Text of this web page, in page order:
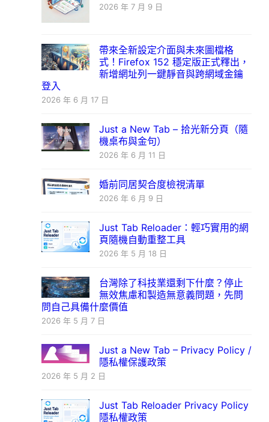
2026 年 7 月 9 日
帶來全新設定介面與未來圖檔格
式！Firefox 152 穩定版正式釋出，
新增網址列一鍵靜音與跨網域金鑰
登入
2026 年 6 月 17 日
Just a New Tab – 拾光新分頁（隨
機桌布與金句）
2026 年 6 月 11 日
婚前同居契合度檢視清單
2026 年 6 月 9 日
Just Tab Reloader：輕巧實用的網
頁隨機自動重整工具
2026 年 5 月 18 日
台灣除了科技業還剩下什麼？停止
無效焦慮和製造無意義問題，先問
問自己具備什麼價值
2026 年 5 月 7 日
Just a New Tab – Privacy Policy /
隱私權保護政策
2026 年 5 月 2 日
Just Tab Reloader Privacy Policy
隱私權政策